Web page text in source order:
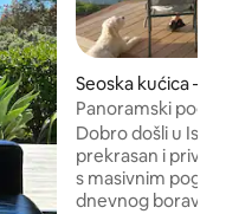
Seoska kućica –
Panoramski
View Cottage
Dobro došli u
prekrasan i
s masivnim
dnevnog boravka